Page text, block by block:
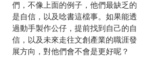
們，不像上面的例子，他們最缺乏的
是自信，以及唸書這檔事。如果能透
過動手製作公仔，提前找到自己的自
信，以及未來走往文創產業的職涯發
展方向，對他們會不會是更好呢？